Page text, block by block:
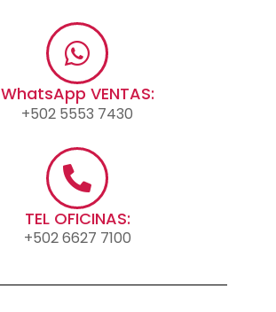
WhatsApp VENTAS:
+502 5553 7430
TEL OFICINAS:
+502 6627 7100